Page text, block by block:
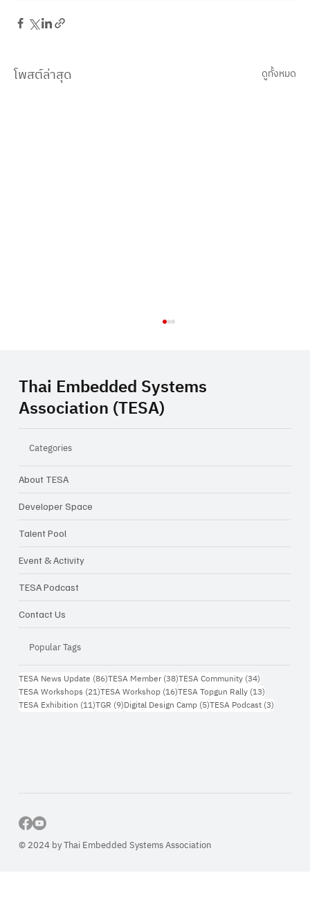
โพสต์ล่าสุด ดูทั้งหมด
Factory AI Brain: From Sensor to
Autonomous Factory
Thai Embedded Systems
Association (TESA)
Categories
About TESA
Developer Space
Talent Pool
Event & Activity
TESA Podcast
Contact Us
Popular Tags
TESA News Update (86)86 กระทู้
TESA Member (38)38 กระทู้
TESA Community (34)34 กระทู้
TESA Workshops (21)21 กระทู้
TESA Workshop (16)16 กระทู้
TESA Topgun Rally (13)13 กระทู้
TESA Exhibition (11)11 กระทู้
TGR (9)9 กระทู้
Digital Design Camp (5)5 กระทู้
TESA Podcast (3)3 กระทู้
© 2024 by Thai Embedded Systems Association